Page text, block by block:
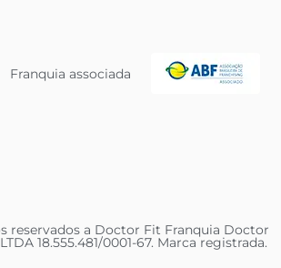
Franquia associada
reservados a Doctor Fit Franquia Doctor
18.555.481/0001-67. Marca registrada.